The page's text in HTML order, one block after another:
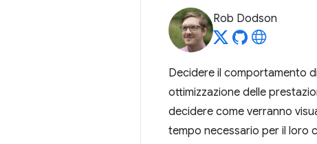
Rob Dodson
Decidere il comportamento
ottimizzazione delle
decidere come verranno
tempo necessario per il loro